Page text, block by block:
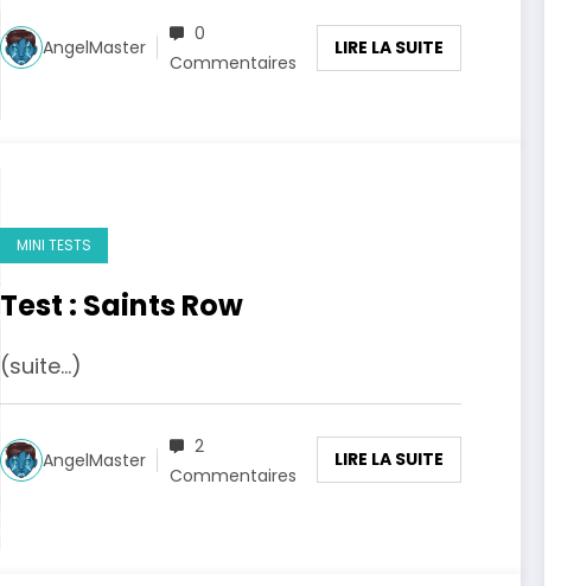
AngelMaster
0
Commentaires
LIRE LA SUITE
MINI TESTS
Test : Saints Row
(suite…)
AngelMaster
2
Commentaires
LIRE LA SUITE